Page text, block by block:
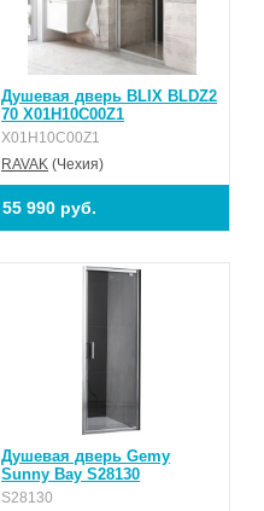
Душевая дверь BLIX BLDZ2
70 X01H10C00Z1
X01H10C00Z1
RAVAK (Чехия)
55 990 руб.
Душевая дверь Gemy
Sunny Bay S28130
S28130